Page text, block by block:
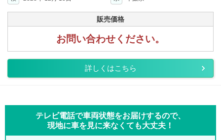
販売価格
お問い合わせください。
詳しくはこちら
テレビ電話で車両状態をお届けするので、
現地に車を見に来なくても大丈夫！